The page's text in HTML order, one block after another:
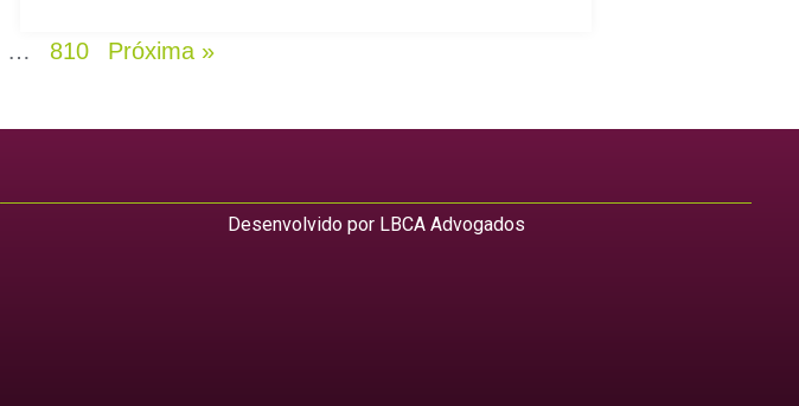
… 810 Próxima »
Desenvolvido por LBCA Advogados